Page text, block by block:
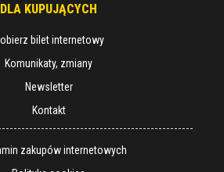
DLA KUPUJĄCYCH
bilet internetowy
Komunikaty, zmiany
Newsletter
Kontakt
zakupów internetowych